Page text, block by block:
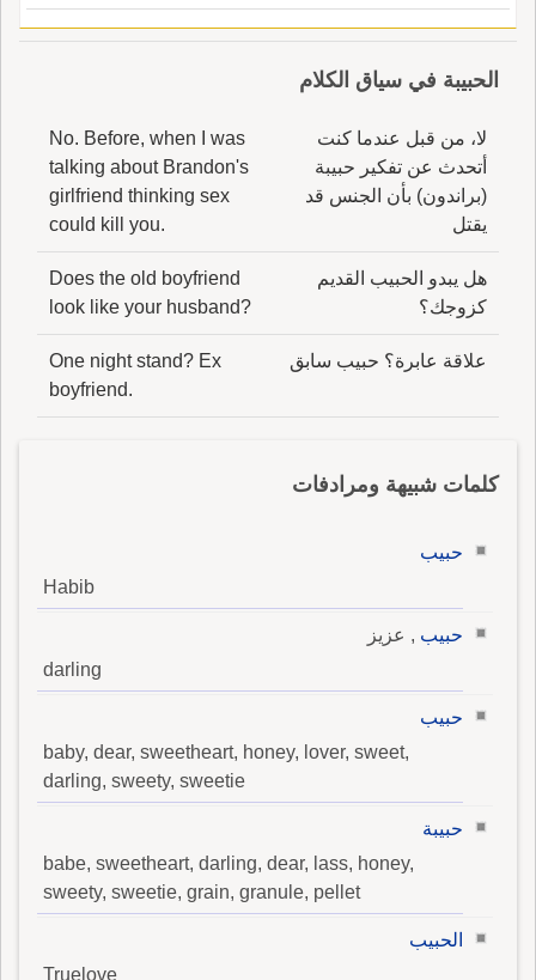
الحبيبة في سياق الكلام
لا، من قبل عندما كنت
أتحدث عن تفكير حبيبة
(براندون) بأن الجنس قد
يقتل
No. Before, when I was
talking about Brandon's
girlfriend thinking sex
could kill you.
هل يبدو الحبيب القديم
كزوجك؟
Does the old boyfriend
look like your husband?
علاقة عابرة؟ حبيب سابق
One night stand? Ex
boyfriend.
كلمات شبيهة ومرادفات
حبيب
Habib
حبيب , عزيز
darling
حبيب
baby, dear, sweetheart, honey, lover, sweet,
darling, sweety, sweetie
حبيبة
babe, sweetheart, darling, dear, lass, honey,
sweety, sweetie, grain, granule, pellet
الحبيب
Truelove